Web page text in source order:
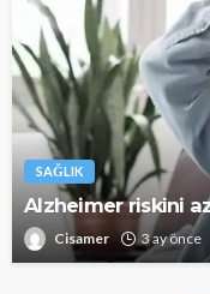
SAĞLIK
Alzheimer riskini
Cisamer 3 ay önce